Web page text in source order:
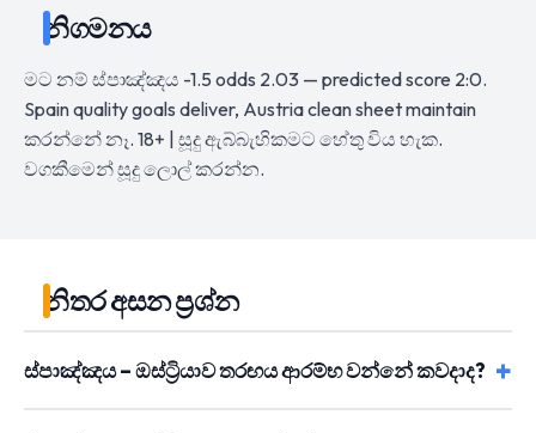
නිගමනය
මට නම් ස්පාඤ්ඤය -1.5 odds 2.03 — predicted score 2:0.
Spain quality goals deliver, Austria clean sheet maintain
කරන්නේ නෑ. 18+ | සූදු ඇබ්බැහිකමට හේතු විය හැක.
වගකීමෙන් සූදු ලොල් කරන්න.
නිතර අසන ප්‍රශ්න
ස්පාඤ්ඤය – ඔස්ට්‍රියාව තරඟය ආරම්භ වන්නේ කවදාද?